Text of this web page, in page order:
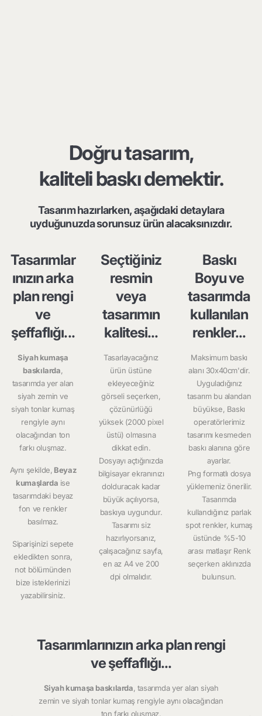
Doğru tasarım,
kaliteli baskı demektir.
Tasarım hazırlarken, aşağıdaki detaylara
uyduğunuzda sorunsuz ürün alacaksınızdır.
Tasarımlar
ınızın arka
plan rengi
ve
şeffaflığı...
Siyah kumaşa
baskılarda,
tasarımda yer alan
siyah zemin ve
siyah tonlar kumaş
rengiyle aynı
olacağından ton
farkı oluşmaz.
Aynı şekilde, Beyaz
kumaşlarda ise
tasarımdaki beyaz
fon ve renkler
basılmaz.
Siparişinizi sepete
ekledikten sonra,
not bölümünden
bize isteklerinizi
yazabilirsiniz.
Seçtiğiniz
resmin
veya
tasarımın
kalitesi...
Tasarlayacağınız
ürün üstüne
ekleyeceğiniz
görseli seçerken,
çözünürlüğü
yüksek (2000 pixel
üstü) olmasına
dikkat edin.
Dosyayı açtığınızda
bilgisayar ekranınızı
dolduracak kadar
büyük açılıyorsa,
baskıya uygundur.
Tasarımı siz
hazırlıyorsanız,
çalışacağınız sayfa,
en az A4 ve 200
dpi olmalıdır.
Baskı
Boyu ve
tasarımda
kullanılan
renkler...
Maksimum baskı
alanı 30x40cm'dir.
Uyguladığınız
tasarım bu alandan
büyükse, Baskı
operatörlerimiz
tasarımı kesmeden
baskı alanına göre
ayarlar.
Png formatlı dosya
yüklemeniz önerilir.
Tasarımda
kullandığınız parlak
spot renkler, kumaş
üstünde %5-10
arası matlaşır Renk
seçerken aklınızda
bulunsun.
Tasarımlarınızın arka plan rengi
ve şeffaflığı...
Siyah kumaşa baskılarda, tasarımda yer alan siyah
zemin ve siyah tonlar kumaş rengiyle aynı olacağından
ton farkı oluşmaz.